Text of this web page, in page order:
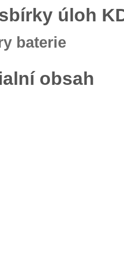
úloh
baterie
obsah